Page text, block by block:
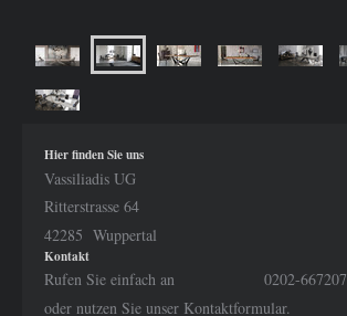
Hier finden Sie uns
Vassiliadis UG
Ritterstrasse 64
42285 Wuppertal
Kontakt
Rufen Sie einfach an 0202-667207
oder nutzen Sie unser Kontaktformular.